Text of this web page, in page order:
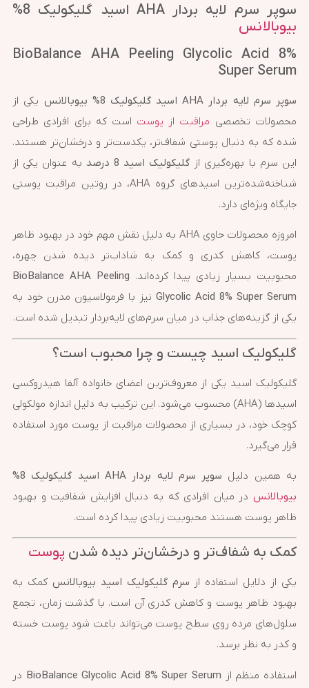
سوپر سرم لایه بردار AHA اسید گلیکولیک 8%
بیوبالانس
BioBalance AHA Peeling Glycolic Acid 8%
Super Serum
سوپر سرم لایه بردار AHA اسید گلیکولیک 8% بیوبالانس
یکی از
محصولات تخصصی مراقبت از پوست است که برای افرادی طراحی
شده که به دنبال پوستی شفاف‌تر، یکدست‌تر و درخشان‌تر هستند.
این سرم با بهره‌گیری از گلیکولیک اسید 8 درصد
به عنوان یکی از
شناخته‌شده‌ترین اسیدهای گروه AHA، در روتین مراقبت پوستی
جایگاه ویژه‌ای دارد.
امروزه محصولات حاوی AHA به دلیل نقش مهم خود در بهبود ظاهر
پوست، کاهش کدری و کمک به شاداب‌تر دیده شدن چهره،
محبوبیت بسیار زیادی پیدا کرده‌اند. BioBalance AHA Peeling
Glycolic Acid 8% Super Serum نیز با فرمولاسیون مدرن خود به
یکی از گزینه‌های جذاب در میان سرم‌های لایه‌بردار تبدیل شده است.
گلیکولیک اسید چیست و چرا محبوب است؟
گلیکولیک اسید یکی از معروف‌ترین اعضای خانواده آلفا هیدروکسی
اسیدها (AHA) محسوب می‌شود. این ترکیب به دلیل اندازه مولکولی
کوچک خود، در بسیاری از محصولات مراقبت از پوست مورد استفاده
قرار می‌گیرد.
به همین دلیل سوپر سرم لایه بردار AHA اسید گلیکولیک 8%
بیوبالانس در میان افرادی که به دنبال افزایش شفافیت و بهبود
ظاهر پوست هستند محبوبیت زیادی پیدا کرده است.
کمک به شفاف‌تر و درخشان‌تر دیده شدن پوست
یکی از دلایل استفاده از سرم گلیکولیک اسید بیوبالانس کمک به
بهبود ظاهر پوست و کاهش کدری آن است. با گذشت زمان، تجمع
سلول‌های مرده روی سطح پوست می‌تواند باعث شود پوست خسته
و کدر به نظر برسد.
استفاده منظم از BioBalance Glycolic Acid 8% Super Serum در